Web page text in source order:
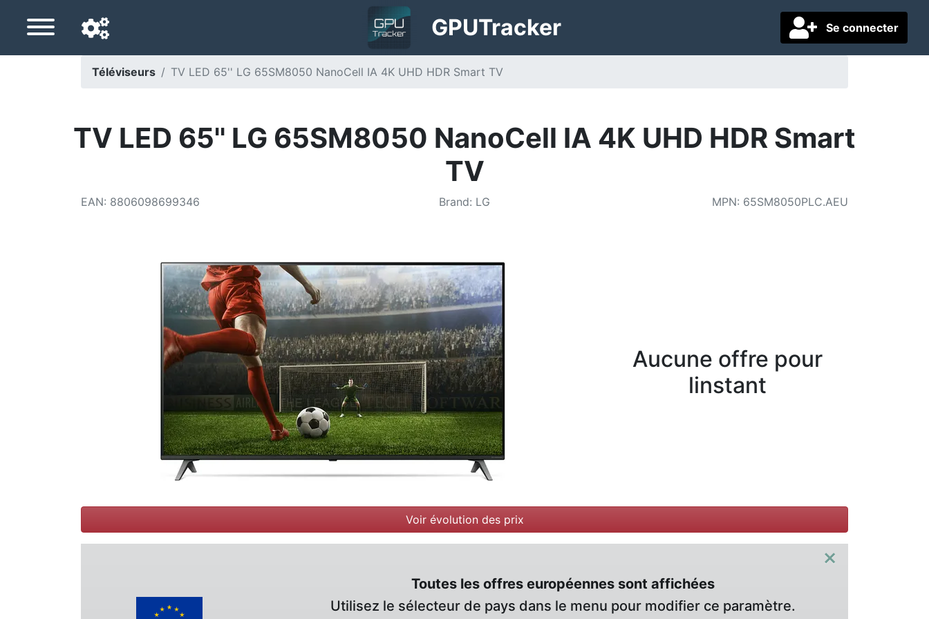
Se connecter
GPUTracker
Pays de livraison
Téléviseurs TV LED 65'' LG 65SM8050 NanoCell IA 4K UHD HDR Smart TV
TV LED 65'' LG 65SM8050 NanoCell IA 4K UHD HDR Smart
TV
EAN: 8806098699346 Brand: LG MPN: 65SM8050PLC.AEU
Aucune offre pour
linstant
Voir évolution des prix
×
Toutes les offres européennes sont affichées
Utilisez le sélecteur de pays dans le menu pour modifier ce paramètre.